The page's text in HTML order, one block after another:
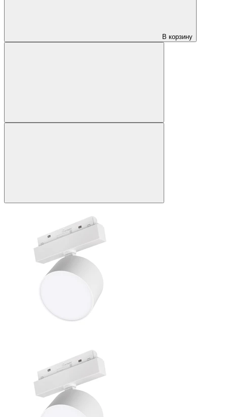
В корзину